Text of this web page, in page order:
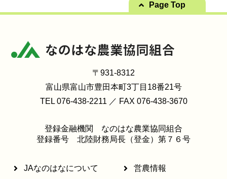
Page Top
〒931-8312
富山県富山市豊田本町3丁目18番21号
TEL 076-438-2211 ／ FAX 076-438-3670
登録金融機関 なのはな農業協同組合
登録番号 北陸財務局長（登金）第７６号
JAなのはなについて
営農情報